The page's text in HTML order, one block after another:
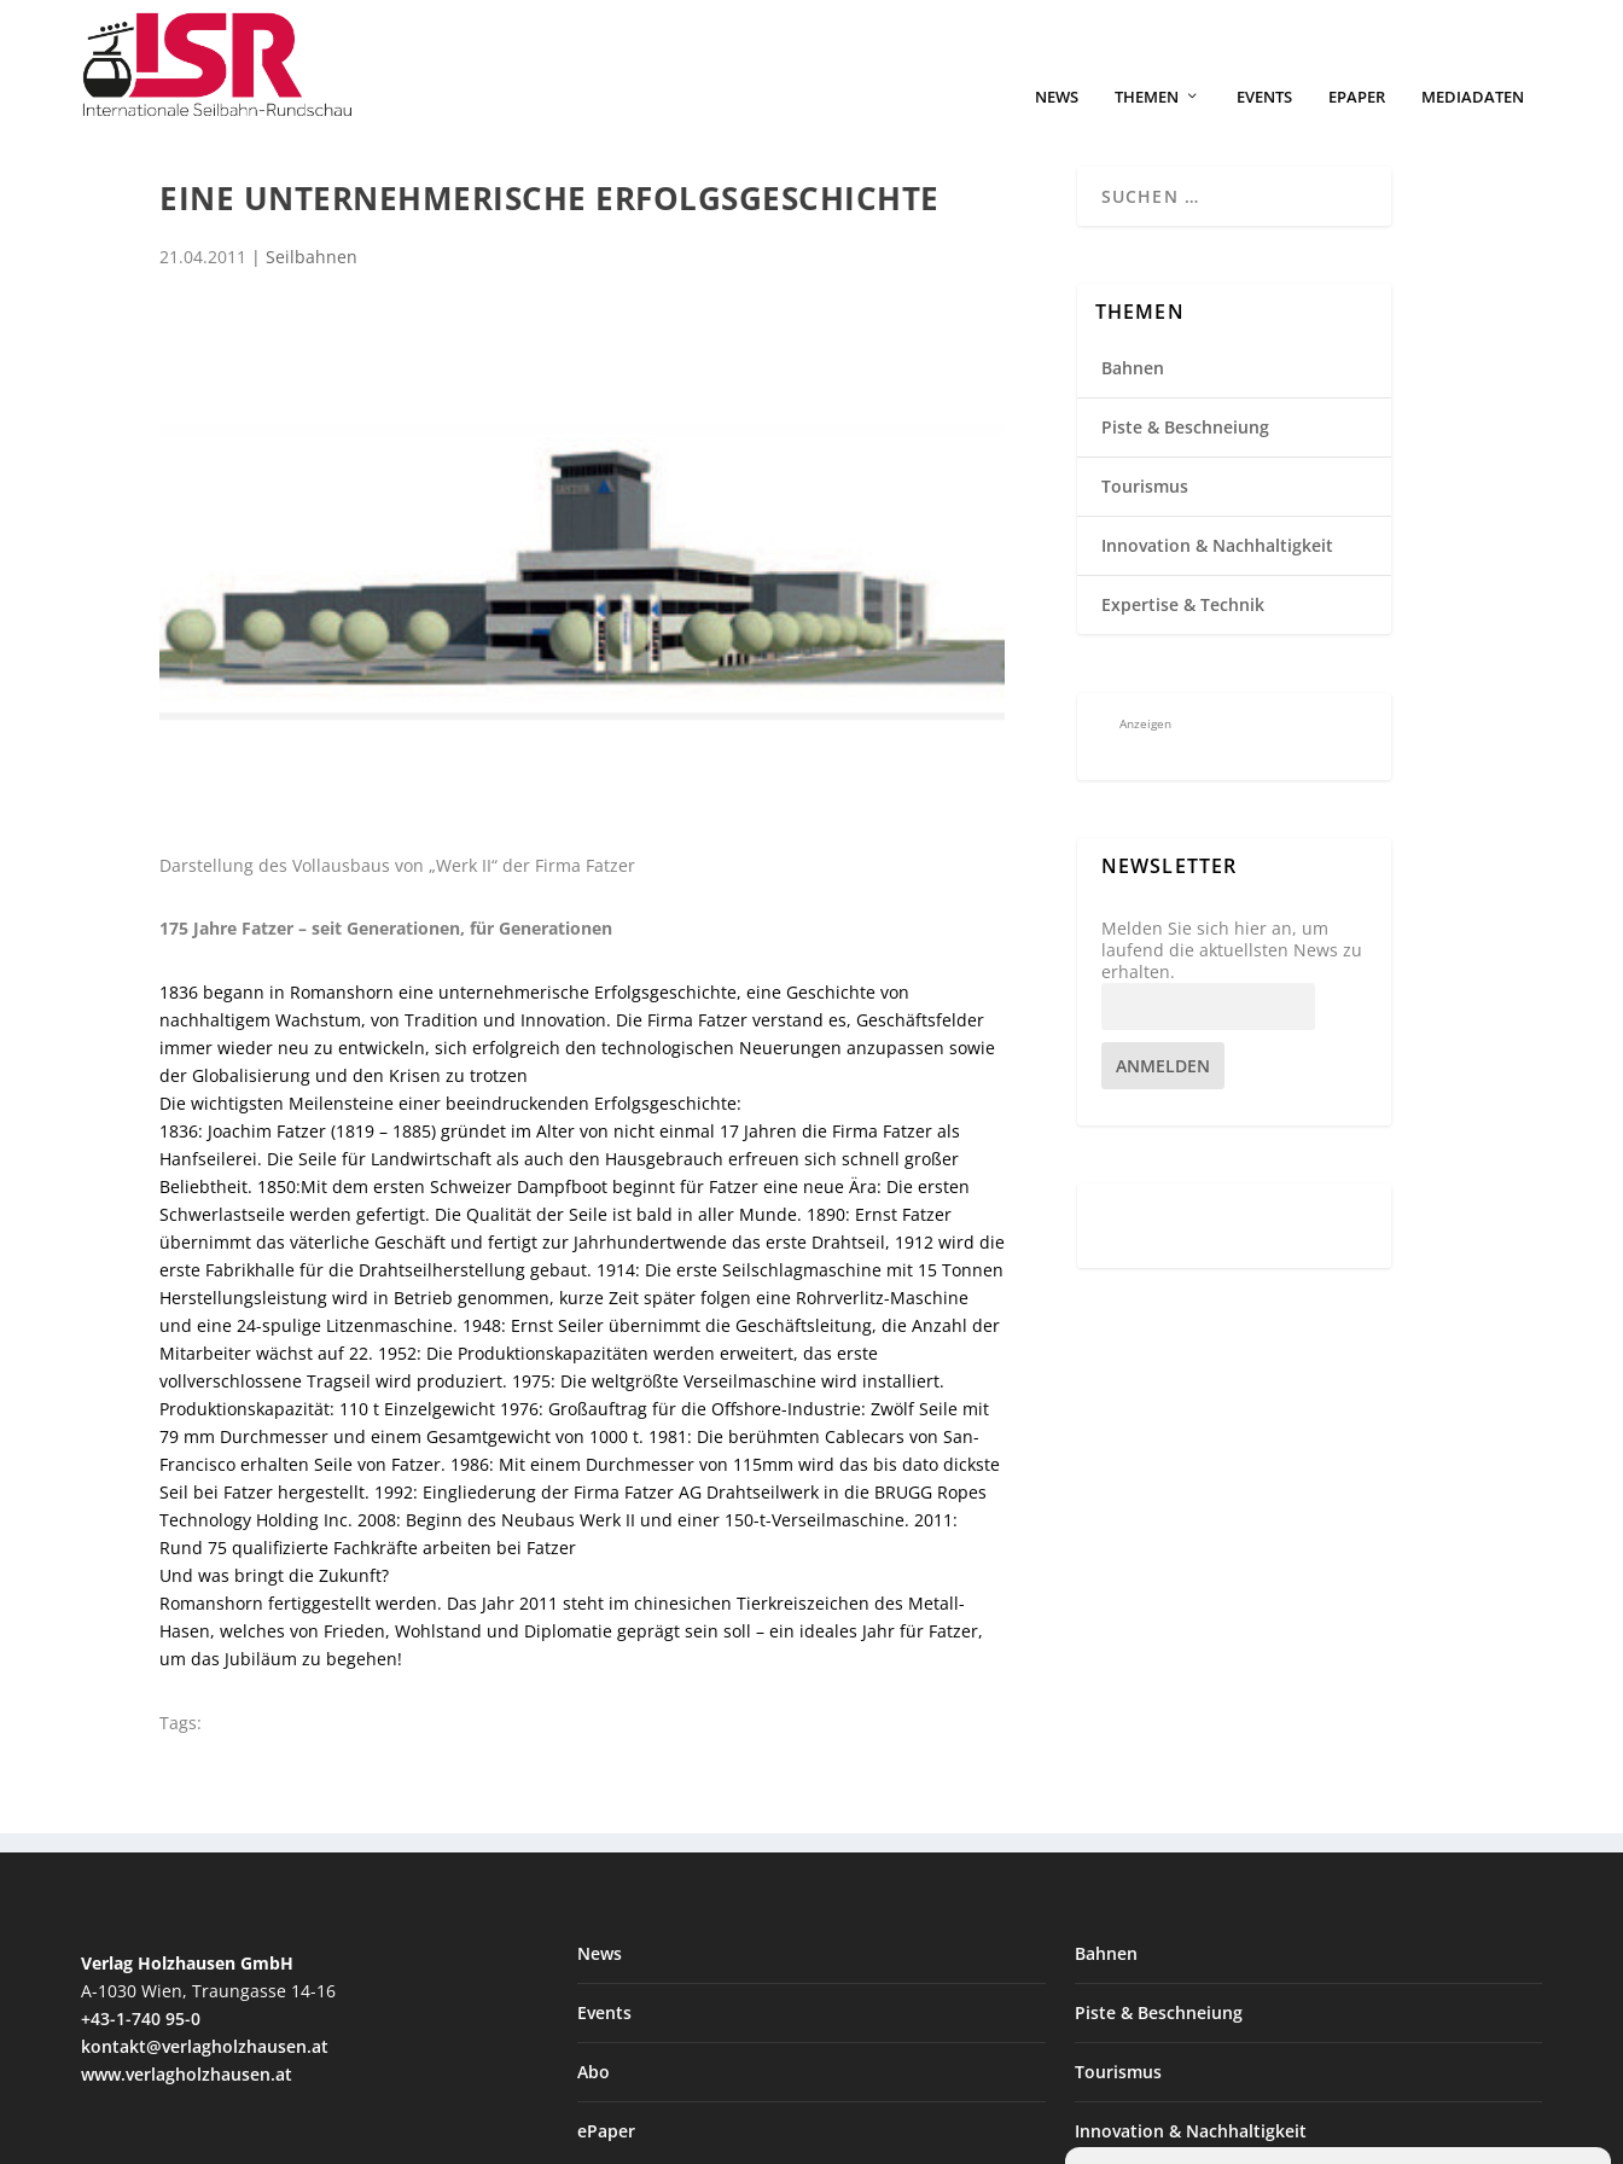
NEWS THEMEN EVENTS EPAPER MEDIADATEN
EINE UNTERNEHMERISCHE ERFOLGSGESCHICHTE
21.04.2011 | Seilbahnen
Darstellung des Vollausbaus von „Werk II“ der Firma Fatzer
175 Jahre Fatzer – seit Generationen, für Generationen
1836 begann in Romanshorn eine unternehmerische Erfolgsgeschichte, eine Geschichte von
nachhaltigem Wachstum, von Tradition und Innovation. Die Firma Fatzer verstand es, Geschäftsfelder
immer wieder neu zu entwickeln, sich erfolgreich den technologischen Neuerungen anzupassen sowie
der Globalisierung und den Krisen zu trotzen
Die wichtigsten Meilensteine einer beeindruckenden Erfolgsgeschichte:
1836: Joachim Fatzer (1819 – 1885) gründet im Alter von nicht einmal 17 Jahren die Firma Fatzer als
Hanfseilerei. Die Seile für Landwirtschaft als auch den Hausgebrauch erfreuen sich schnell großer
Beliebtheit. 1850:Mit dem ersten Schweizer Dampfboot beginnt für Fatzer eine neue Ära: Die ersten
Schwerlastseile werden gefertigt. Die Qualität der Seile ist bald in aller Munde. 1890: Ernst Fatzer
übernimmt das väterliche Geschäft und fertigt zur Jahrhundertwende das erste Drahtseil, 1912 wird die
erste Fabrikhalle für die Drahtseilherstellung gebaut. 1914: Die erste Seilschlagmaschine mit 15 Tonnen
Herstellungsleistung wird in Betrieb genommen, kurze Zeit später folgen eine Rohrverlitz-Maschine
und eine 24-spulige Litzenmaschine. 1948: Ernst Seiler übernimmt die Geschäftsleitung, die Anzahl der
Mitarbeiter wächst auf 22. 1952: Die Produktionskapazitäten werden erweitert, das erste
vollverschlossene Tragseil wird produziert. 1975: Die weltgrößte Verseilmaschine wird installiert.
Produktionskapazität: 110 t Einzelgewicht 1976: Großauftrag für die Offshore-Industrie: Zwölf Seile mit
79 mm Durchmesser und einem Gesamtgewicht von 1000 t. 1981: Die berühmten Cablecars von San-
Francisco erhalten Seile von Fatzer. 1986: Mit einem Durchmesser von 115mm wird das bis dato dickste
Seil bei Fatzer hergestellt. 1992: Eingliederung der Firma Fatzer AG Drahtseilwerk in die BRUGG Ropes
Technology Holding Inc. 2008: Beginn des Neubaus Werk II und einer 150-t-Verseilmaschine. 2011:
Rund 75 qualifizierte Fachkräfte arbeiten bei Fatzer
Und was bringt die Zukunft?
Romanshorn fertiggestellt werden. Das Jahr 2011 steht im chinesichen Tierkreiszeichen des Metall-
Hasen, welches von Frieden, Wohlstand und Diplomatie geprägt sein soll – ein ideales Jahr für Fatzer,
um das Jubiläum zu begehen!
Tags:
THEMEN
Bahnen
Piste & Beschneiung
Tourismus
Innovation & Nachhaltigkeit
Expertise & Technik
Anzeigen
NEWSLETTER
Melden Sie sich hier an, um
laufend die aktuellsten News zu
erhalten.
ANMELDEN
Verlag Holzhausen GmbH
A-1030 Wien, Traungasse 14-16
+43-1-740 95-0
kontakt@verlagholzhausen.at
www.verlagholzhausen.at
News
Events
Abo
ePaper
Bahnen
Piste & Beschneiung
Tourismus
Innovation & Nachhaltigkeit